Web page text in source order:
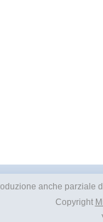
anche parziale
Copyright